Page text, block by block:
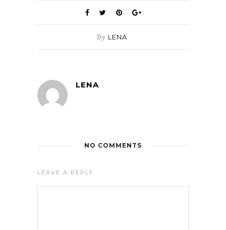
By LENA
LENA
NO COMMENTS
LEAVE A REPLY